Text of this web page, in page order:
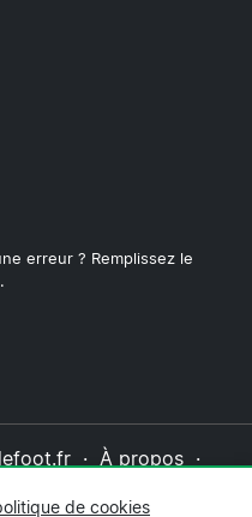
erreur ? Remplissez le
· À propos·
de cookies